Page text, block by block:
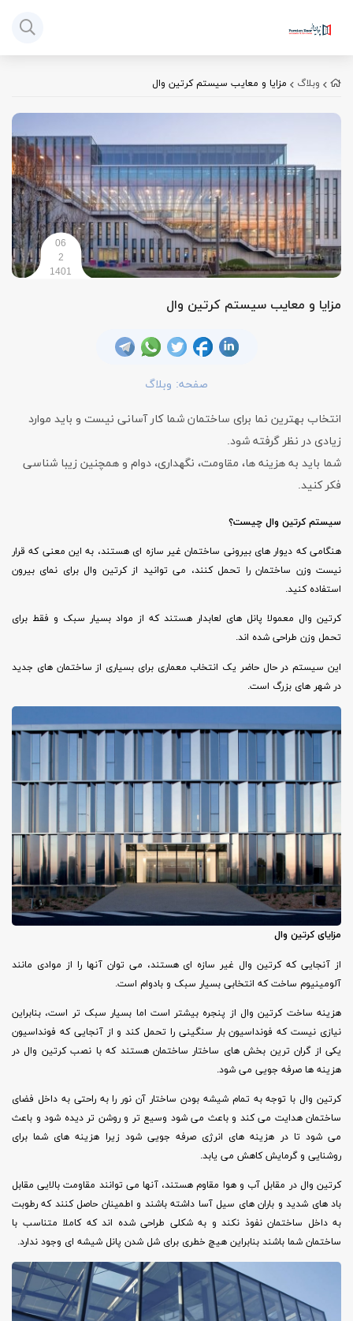
وبلاگ مزایا و معایب سیستم کرتین وال
06
2
1401
مزایا و معایب سیستم کرتین وال
صفحه: وبلاگ
انتخاب بهترین نما برای ساختمان شما کار آسانی نیست و باید موارد
زیادی در نظر گرفته شود.
شما باید به هزینه ها، مقاومت، نگهداری، دوام و همچنین زیبا شناسی
فکر کنید.
سیستم کرتین وال چیست؟
هنگامی که دیوار های بیرونی ساختمان غیر سازه ای هستند، به این معنی که قرار
نیست وزن ساختمان را تحمل کنند، می توانید از کرتین وال برای نمای بیرون
استفاده کنید.
کرتین وال معمولا پانل های لعابدار هستند که از مواد بسیار سبک و فقط برای
تحمل وزن طراحی شده اند.
این سیستم در حال حاضر یک انتخاب معماری برای بسیاری از ساختمان های جدید
در شهر های بزرگ است.
مزایای کرتین وال
از آنجایی که کرتین وال غیر سازه ای هستند، می توان آنها را از موادی مانند
آلومینیوم ساخت که انتخابی بسیار سبک و بادوام است.
هزینه ساخت کرتین وال از پنجره بیشتر است اما بسیار سبک تر است، بنابراین
نیازی نیست که فونداسیون بار سنگینی را تحمل کند و از آنجایی که فونداسیون
یکی از گران ترین بخش های ساختار ساختمان هستند که با نصب کرتین وال در
هزینه ها صرفه جویی می شود.
کرتین وال با توجه به تمام شیشه بودن ساختار آن نور را به راحتی به داخل فضای
ساختمان هدایت می کند و باعث می شود وسیع تر و روشن تر دیده شود و باعث
می شود تا در هزینه های انرژی صرفه جویی شود زیرا هزینه های شما برای
روشنایی و گرمایش کاهش می یابد.
کرتین وال در مقابل آب و هوا مقاوم هستند، آنها می توانند مقاومت بالایی مقابل
باد های شدید و باران های سیل آسا داشته باشند و اطمینان حاصل کنند که رطوبت
به داخل ساختمان نفوذ نکند و به شکلی طراحی شده اند که کاملا متناسب با
ساختمان شما باشند بنابراین هیچ خطری برای شل شدن پانل شیشه ای وجود ندارد.